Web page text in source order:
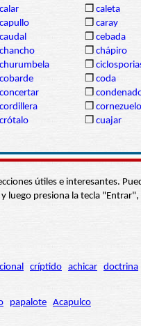
calar ❒ caleta
capullo ❒ caray
caudal ❒ cebada
chancho ❒ chápiro
churumbela ❒
cobarde ❒ coda
concertar ❒
cordillera ❒ cornezuelo
crótalo ❒ cuajar
útiles e interesantes.
y luego presiona la tecla
críptido achicar doctrina
papalote Acapulco